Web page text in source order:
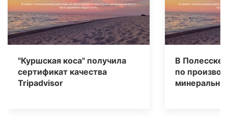
"Куршская коса" получила
сертификат качества
Tripаdvisor
В Полесске
по